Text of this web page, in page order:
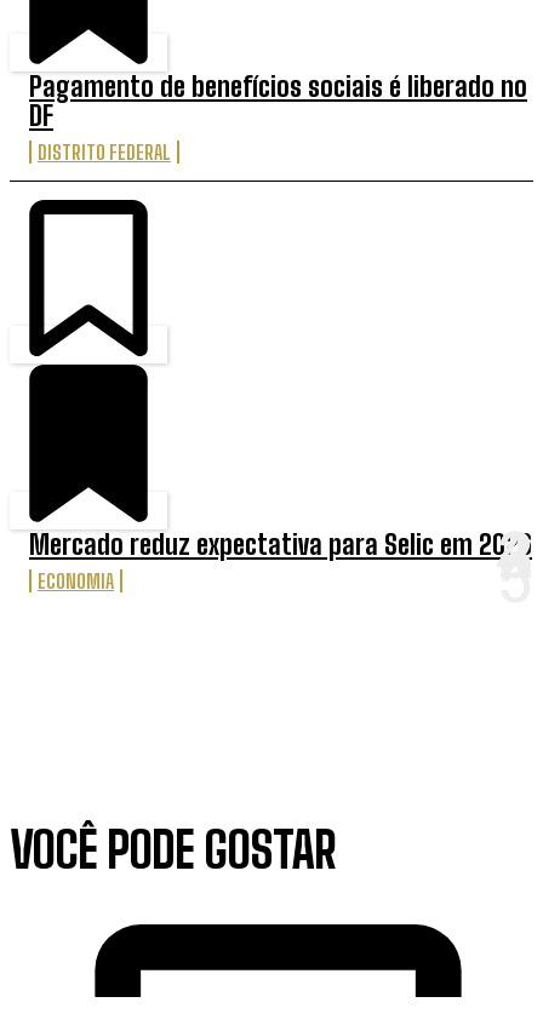
Pagamento de benefícios sociais é liberado no
DF
DISTRITO FEDERAL
Mercado reduz expectativa para Selic em 2026
ECONOMIA
VOCÊ PODE GOSTAR